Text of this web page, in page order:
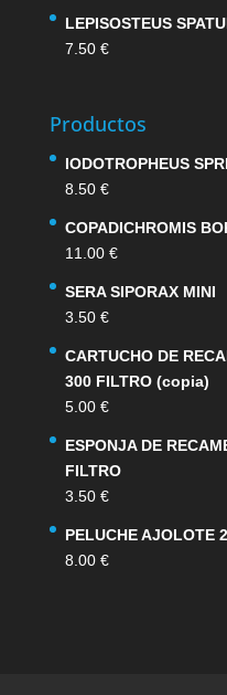
LEPISOSTEUS
7.50 €
Productos
IODOTROPHEUS
8.50 €
COPADICHROMIS
11.00 €
SERA SIPORAX MINI
3.50 €
CARTUCHO DE
300 FILTRO (copia)
5.00 €
ESPONJA DE
FILTRO
3.50 €
PELUCHE AJOLOTE
8.00 €